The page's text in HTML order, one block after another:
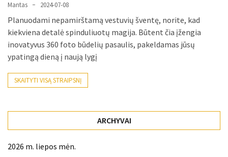
Mantas 2024-07-08
Planuodami nepamirštamą vestuvių šventę, norite, kad
kiekviena detalė spinduliuotų magija. Būtent čia įžengia
inovatyvus 360 foto būdelių pasaulis, pakeldamas jūsų
ypatingą dieną į naują lygį
SKAITYTI VISĄ STRAIPSNĮ
ARCHYVAI
2026 m. liepos mėn.